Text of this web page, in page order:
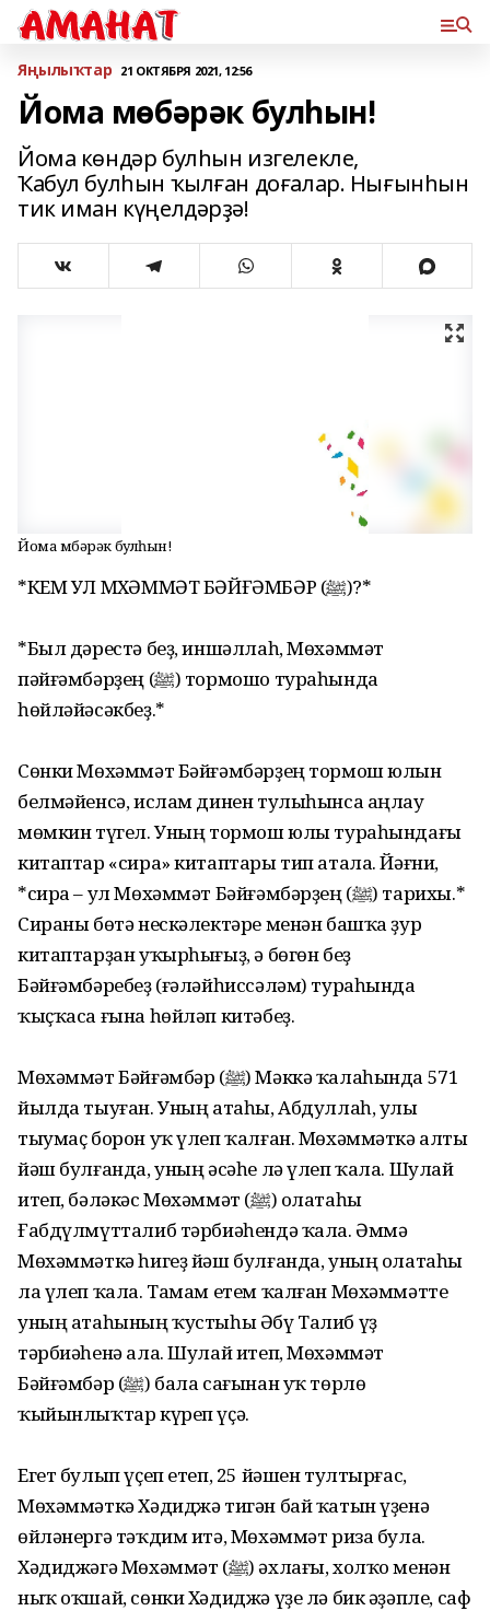
Яңылыҡтар 21 ОКТЯБРЯ 2021, 12:56
Йома мөбәрәк булһын!
Йома көндәр булһын изгелекле,
Ҡабул булһын ҡылған доғалар. Нығынһын
тик иман күңелдәрҙә!
Йома мөбәрәк булһын!
*КЕМ УЛ МӨХӘММӘТ БӘЙҒӘМБӘР (ﷺ)?*
*Был дәрестә беҙ, иншәллаһ, Мөхәммәт
пәйғәмбәрҙең (ﷺ) тормошо тураһында
һөйләйәсәкбеҙ.*
Сөнки Мөхәммәт Бәйғәмбәрҙең тормош юлын
белмәйенсә, ислам динен тулыһынса аңлау
мөмкин түгел. Уның тормош юлы тураһындағы
китаптар «сира» китаптары тип атала. Йәғни,
*сира – ул Мөхәммәт Бәйғәмбәрҙең (ﷺ) тарихы.*
Сираны бөтә нескәлектәре менән башҡа ҙур
китаптарҙан уҡырһығыҙ, ә бөгөн беҙ
Бәйғәмбәребеҙ (ғәләйһиссәләм) тураһында
ҡыҫҡаса ғына һөйләп китәбеҙ.
Мөхәммәт Бәйғәмбәр (ﷺ) Мәккә ҡалаһында 571
йылда тыуған. Уның атаһы, Абдуллаһ, улы
тыумаҫ борон уҡ үлеп ҡалған. Мөхәммәткә алты
йәш булғанда, уның әсәһе лә үлеп ҡала. Шулай
итеп, бәләкәс Мөхәммәт (ﷺ) олатаһы
Ғабдүлмүтталиб тәрбиәһендә ҡала. Әммә
Мөхәммәткә һигеҙ йәш булғанда, уның олатаһы
ла үлеп ҡала. Тамам етем ҡалған Мөхәммәтте
уның атаһының ҡустыһы Әбү Талиб үҙ
тәрбиәһенә ала. Шулай итеп, Мөхәммәт
Бәйғәмбәр (ﷺ) бала сағынан уҡ төрлө
ҡыйынлыҡтар күреп үҫә.
Егет булып үҫеп етеп, 25 йәшен тултырғас,
Мөхәммәткә Хәдиджә тигән бай ҡатын үҙенә
өйләнергә тәҡдим итә, Мөхәммәт риза була.
Хәдиджәгә Мөхәммәт (ﷺ) әхлағы, холҡо менән
ныҡ оҡшай, сөнки Хәдиджә үҙе лә бик әҙәпле, саф